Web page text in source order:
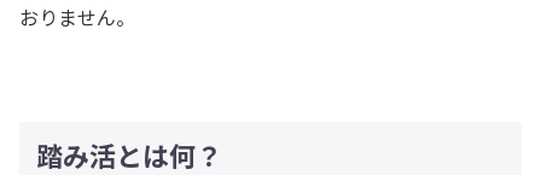
おりません。
踏み活とは何？